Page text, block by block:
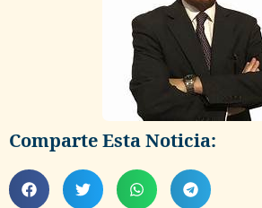
Comparte Esta Noticia: